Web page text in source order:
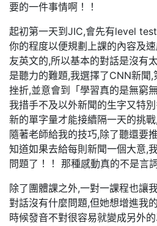
要的一件事情啊！！
起初第一天到JIC,會先有level
你的程度以便規劃上課的內容及
友英文的,所以基本的對話是沒有
是聽力的難題,我選擇了CNN新聞
挫折,並意會到「學習真的是無窮
我措手不及以外新聞的生字又特
新的單字量才能接續隔一天的挑
隨著老師給我的技巧,除了聽還要
知道如果去給每則新聞一個大意,
問題了！！ 那種感動真的不是言
除了團體課之外,一對一課程也讓
對話沒有什麼問題,但她想增進我
時候發音不對很容易就變成另外